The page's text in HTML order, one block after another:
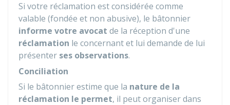
Si votre réclamation est considérée comme
valable (fondée et non abusive), le bâtonnier
informe votre avocat de la réception d'une
réclamation le concernant et lui demande de lui
présenter ses observations.
Conciliation
Si le bâtonnier estime que la nature de la
réclamation le permet, il peut organiser dans